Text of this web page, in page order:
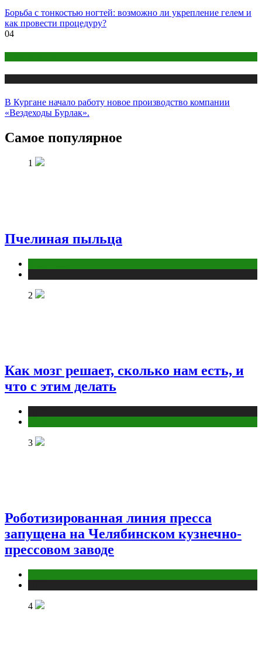
Борьба с тонкостью ногтей: возможно ли укрепление гелем и
как провести процедуру?
04
В Кургане начало работу новое производство компании
«Вездеходы Бурлак».
Самое популярное
1
Пчелиная пыльца
2
Как мозг решает, сколько нам есть, и
что с этим делать
3
Роботизированная линия пресса
запущена на Челябинском кузнечно-
прессовом заводе
4